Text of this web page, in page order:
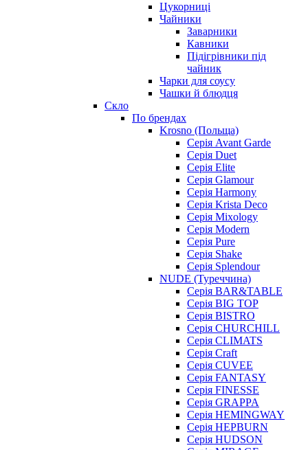
Цукорниці
Чайники
Заварники
Кавники
Підігрівники під
чайник
Чарки для соусу
Чашки й блюдця
Скло
По брендах
Krosno (Польща)
Серія Avant Garde
Серія Duet
Серія Elite
Серія Glamour
Серія Harmony
Серія Krista Deco
Серія Mixology
Серія Modern
Серія Pure
Серія Shake
Серія Splendour
NUDE (Туреччина)
Серія BAR&TABLE
Серія BIG TOP
Серія BISTRO
Серія CHURCHILL
Серія CLIMATS
Серія Craft
Серія CUVEE
Серія FANTASY
Серія FINESSE
Серія GRAPPA
Серія HEMINGWAY
Серія HEPBURN
Серія HUDSON